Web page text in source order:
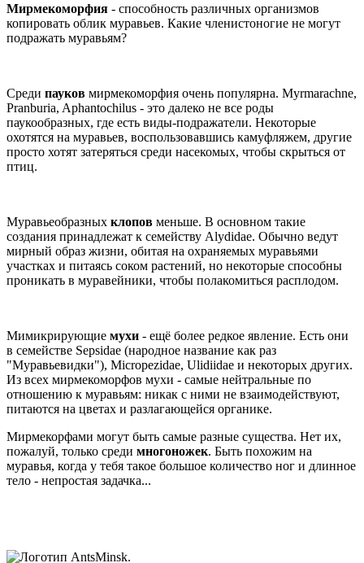
Мирмекоморфия - способность различных организмов
копировать облик муравьев. Какие членистоногие не могут
подражать муравьям?
Среди пауков мирмекоморфия очень популярна. Myrmarachne,
Pranburia, Aphantochilus - это далеко не все роды
паукообразных, где есть виды-подражатели. Некоторые
охотятся на муравьев, воспользовавшись камуфляжем, другие
просто хотят затеряться среди насекомых, чтобы скрыться от
птиц.
Муравьеобразных клопов меньше. В основном такие
создания принадлежат к семейству Alydidae. Обычно ведут
мирный образ жизни, обитая на охраняемых муравьями
участках и питаясь соком растений, но некоторые способны
проникать в муравейники, чтобы полакомиться расплодом.
Мимикрирующие мухи - ещё более редкое явление. Есть они
в семействе Sepsidae (народное название как раз
"Муравьевидки"), Micropezidae, Ulidiidae и некоторых других.
Из всех мирмекоморфов мухи - самые нейтральные по
отношению к муравьям: никак с ними не взаимодействуют,
питаются на цветах и разлагающейся органике.
Мирмекорфами могут быть самые разные существа. Нет их,
пожалуй, только среди многоножек. Быть похожим на
муравья, когда у тебя такое большое количество ног и длинное
тело - непростая задачка...